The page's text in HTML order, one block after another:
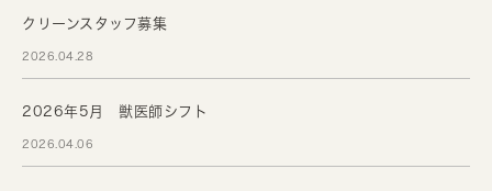
クリーンスタッフ募集
2026.04.28
2026年5月 獣医師シフト
2026.04.06